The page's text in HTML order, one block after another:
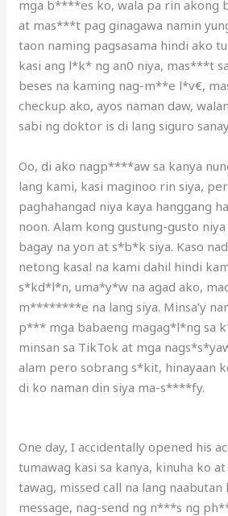
mga b****es ko, wala pa rin akong
at mas***t pag ginagawa namin
taon naming pagsasama hindi ako
kasi ang l*k* ng an0 niya, mas***t
beses na kaming nag-m**e l*v€,
checkup ako, ayos naman daw,
sabi ng doktor is di lang siguro
Oo, di ako nagp****aw sa kanya
lang kami, kasi maginoo rin siya,
paghahangad niya kaya hanggang
noon. Alam kong gustung-gusto
bagay na yon at s*b*k siya. Kaso
netong kasal na kami dahil hindi
s*kd*l*n, uma*y*w na agad ako,
m********e na lang siya. Minsa’y
p*** mga babaeng magag*l*ng sa
minsan sa TikTok at mga
alam pero sobrang s*kit, hinayaan
di ko naman din siya ma-s****fy.
One day, I accidentally opened his
tumawag kasi sa kanya, kinuha ko
tawag, missed call na lang
message, nag-send ng n***s ng